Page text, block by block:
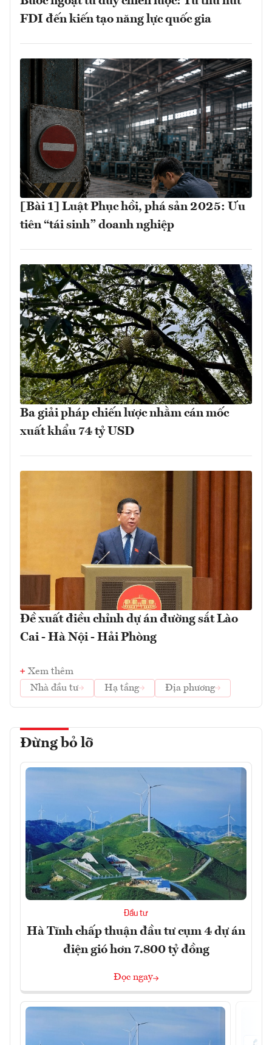
FDI đến kiến tạo năng lực quốc gia
[Bài 1] Luật Phục hồi, phá sản 2025: Ưu
tiên “tái sinh” doanh nghiệp
Ba giải pháp chiến lược nhằm cán mốc
xuất khẩu 74 tỷ USD
Đề xuất điều chỉnh dự án đường sắt Lào
Cai - Hà Nội - Hải Phòng
Xem thêm
Nhà đầu tư
Hạ tầng Địa phương
Đừng bỏ lỡ
Đầu tư
Hà Tĩnh chấp thuận đầu tư cụm 4 dự án
điện gió hơn 7.800 tỷ đồng
Đọc ngay